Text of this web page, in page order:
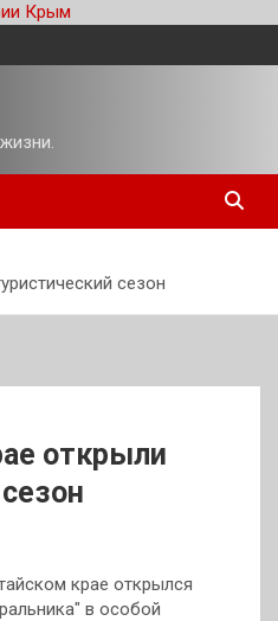
Крым
сезон
открыли
крае открылся
в особой